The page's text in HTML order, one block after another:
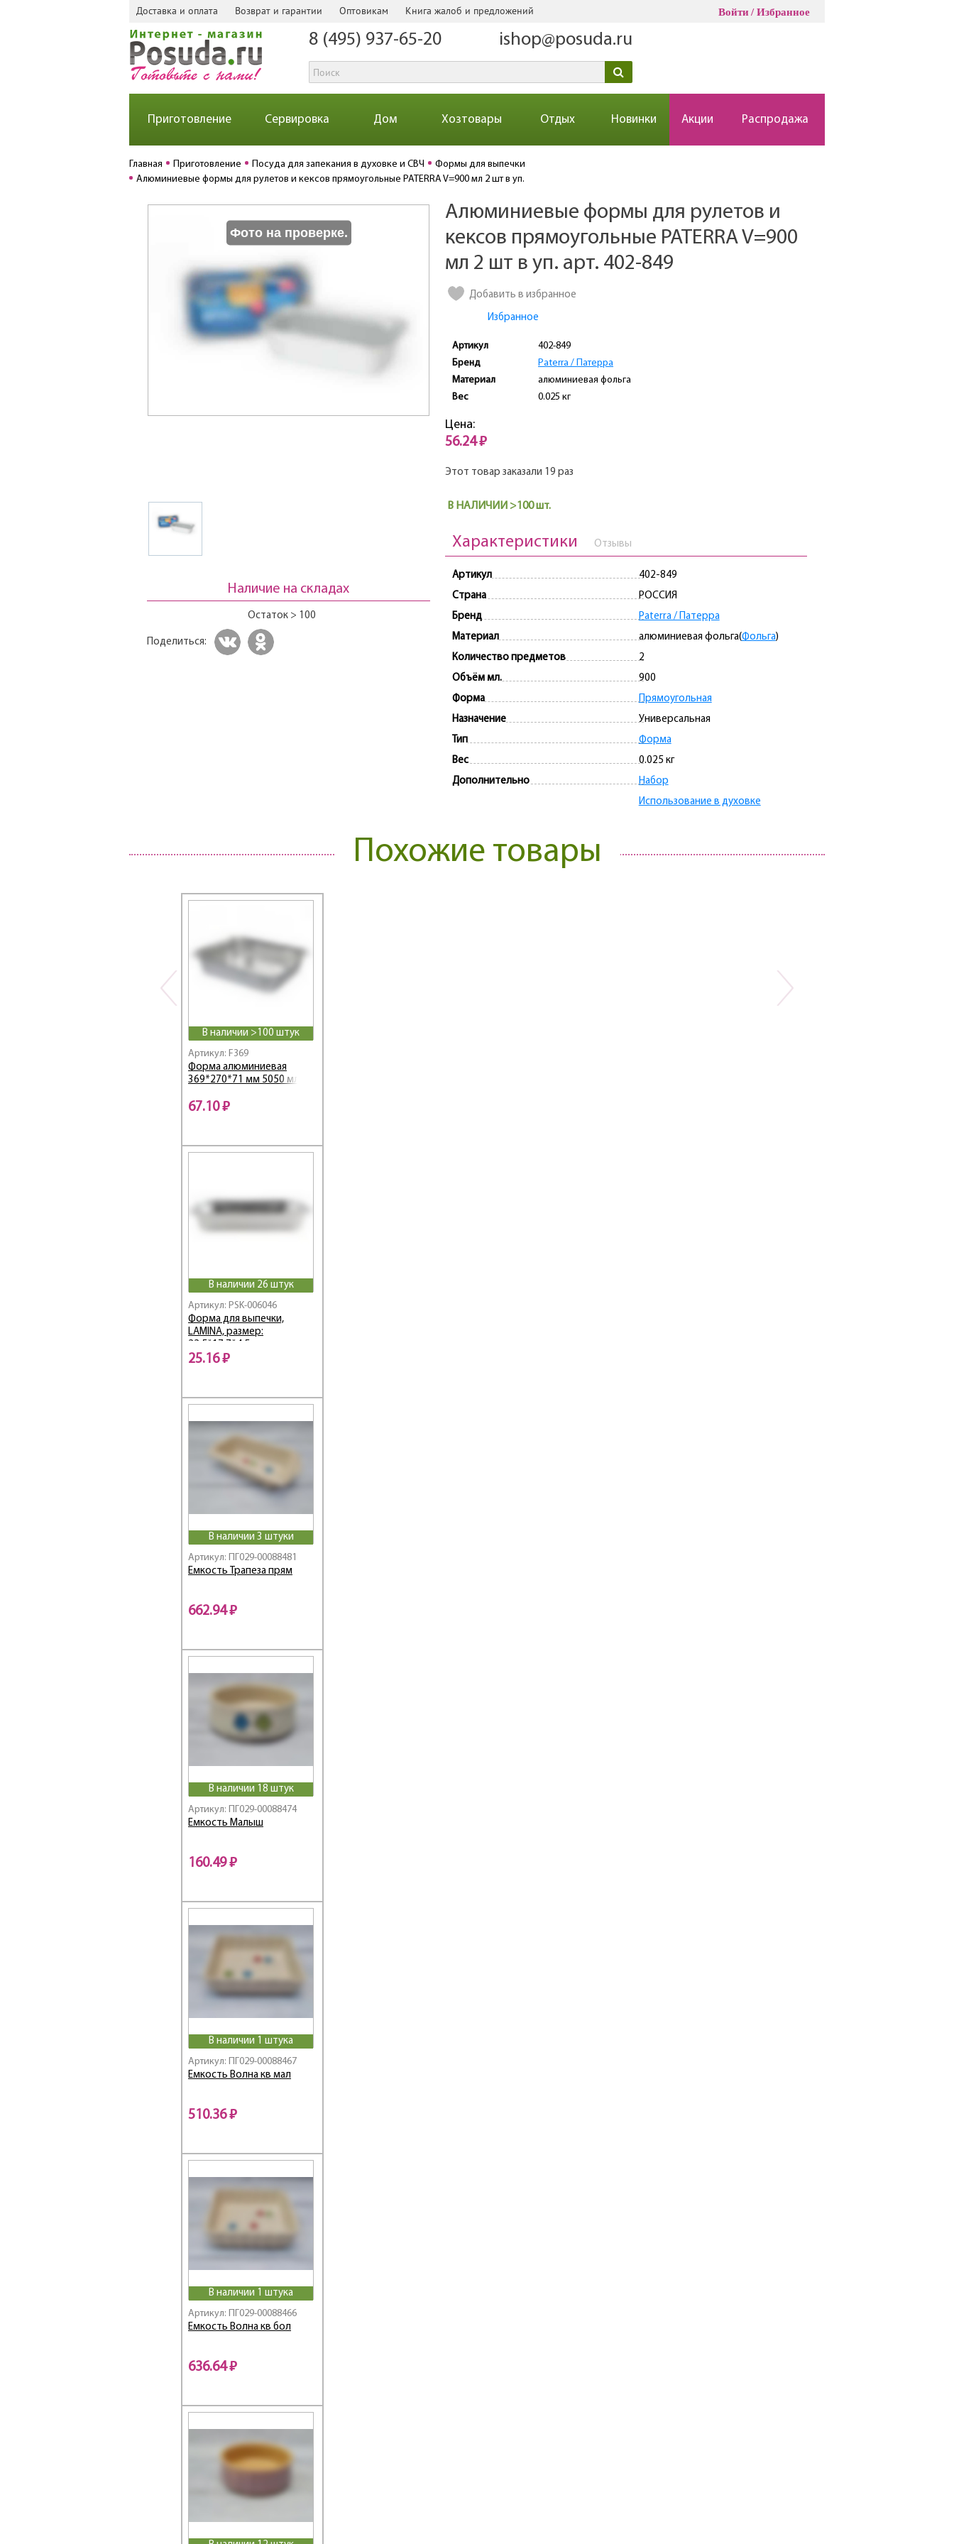
Доставка и оплата Возврат и гарантии Оптовикам Книга жалоб и предложений Войти Избранное
8 (495) 937-65-20 ishop@posuda.ru
Приготовление Сервировка Дом Хозтовары Отдых Новинки Акции Распродажа
Главная Приготовление Посуда для запекания в духовке и СВЧ
Формы для выпечки
Алюминиевые формы для рулетов и кексов прямоугольные PATERRA V=900 мл 2 шт в уп.
Фото на проверке.
Наличие на складах
Остаток > 100
Поделиться:
Алюминиевые формы для рулетов и
кексов прямоугольные PATERRA V=900
мл 2 шт в уп. арт. 402-849
Добавить в избранное
Избранное
Артикул
402-849
Бренд
Paterra / Патерра
Материал
алюминиевая фольга
Вес
0.025 кг
Цена:
56.24 ₽
Этот товар заказали 19 раз
В НАЛИЧИИ >100 шт.
Характеристики Отзывы
Артикул
402-849
Страна
РОССИЯ
Бренд
Paterra / Патерра
Материал
алюминиевая фольга(Фольга)
Количество предметов
2
Объём мл.
900
Форма
Прямоугольная
Назначение
Универсальная
Тип
Форма
Вес
0.025 кг
Дополнительно
Набор
Использование в духовке
Количество
Похожие товары
В наличии >100 штук
Артикул: F369
Форма алюминиевая
369*270*71 мм 5050 мл
67.10 ₽
В наличии 26 штук
Артикул: PSK-006046
Форма для выпечки,
LAMINA, размер:
фольги, прямоугольная,
25.16 ₽
В наличии 3 штуки
Артикул: ПГ029-00088481
Емкость Трапеза прям
662.94 ₽
В наличии 18 штук
Артикул: ПГ029-00088474
Емкость Малыш
160.49 ₽
В наличии 1 штука
Артикул: ПГ029-00088467
Емкость Волна кв мал
510.36 ₽
В наличии 1 штука
Артикул: ПГ029-00088466
Емкость Волна кв бол
636.64 ₽